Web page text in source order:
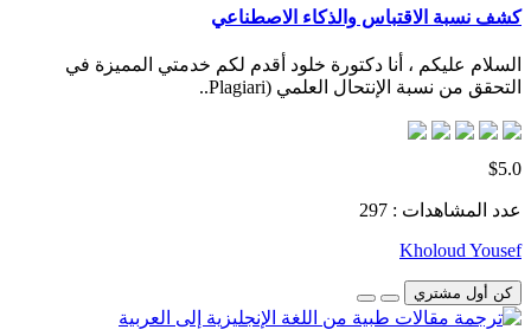
كشف نسبة الاقتباس والذكاء الاصطناعي
السلام عليكم ، أنا دكتورة خلود أقدم لكم خدمتي المميزة في
التحقق من نسبة الإنتحال العلمي (Plagiari..
$5.0
عدد المشاهدات : 297
Kholoud Yousef
كن أول مشتري